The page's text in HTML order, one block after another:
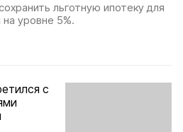
льготную ипотеку для
уровне 5%.
с